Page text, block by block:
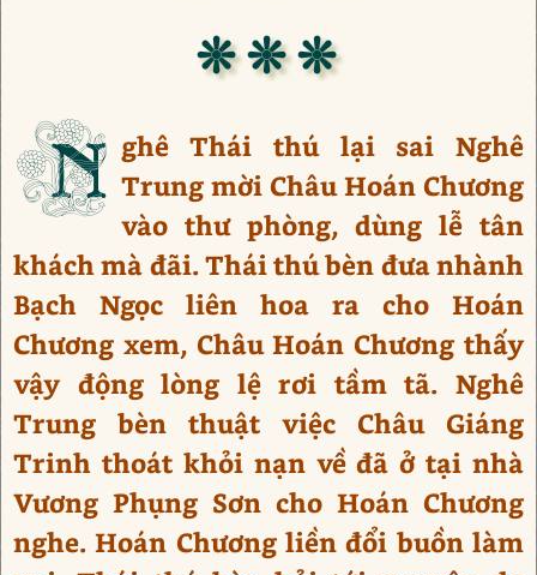
❊ ❊ ❊
N ghê Thái thú lại sai Nghê
Trung mời Châu Hoán Chương
vào thư phòng, dùng lễ tân
khách mà đãi. Thái thú bèn đưa nhành
Bạch Ngọc liên hoa ra cho Hoán
Chương xem, Châu Hoán Chương thấy
vậy động lòng lệ rơi tầm tã. Nghê
Trung bèn thuật việc Châu Giáng
Trinh thoát khỏi nạn về đã ở tại nhà
Vương Phụng Sơn cho Hoán Chương
nghe. Hoán Chương liền đổi buồn làm